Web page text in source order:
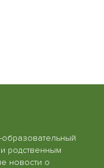
родственным
новости о